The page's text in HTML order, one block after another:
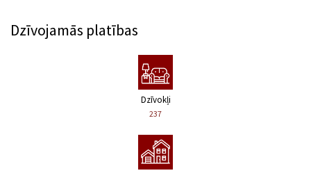
Dzīvojamās platības
Dzīvokļi
237